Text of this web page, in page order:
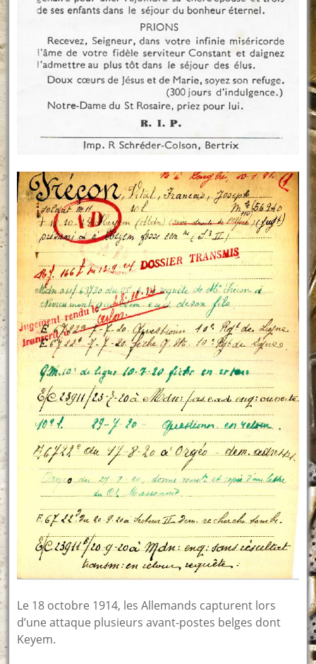
Le 18 octobre 1914, les Allemands capturent lors
d’une attaque plusieurs avant-postes belges dont
Keyem.